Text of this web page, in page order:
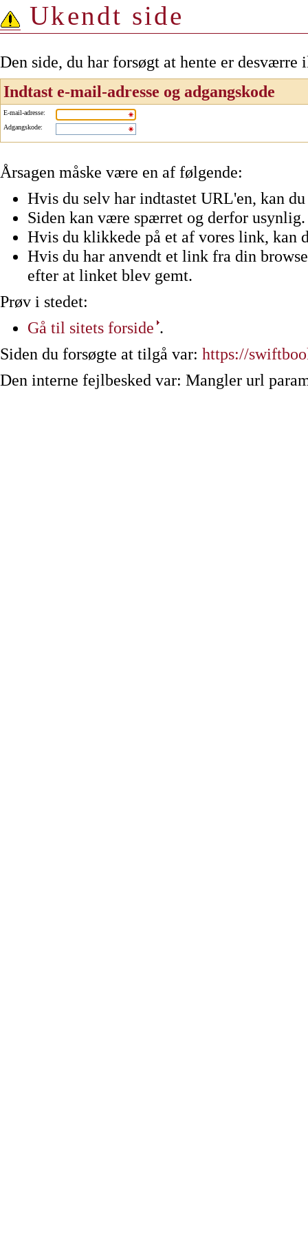
Ukendt side
Den side, du har forsøgt at hente er
Indtast e-mail-adresse og adgangskode
E-mail-adresse:
Adgangskode:
Årsagen måske være en af følgende:
Hvis du selv har indtastet URL'en, kan
Siden kan være spærret og derfor usynlig.
Hvis du klikkede på et af vores link, kan
Hvis du har anvendt et link fra din
efter at linket blev gemt.
Prøv i stedet:
Gå til sitets forside .
Siden du forsøgte at tilgå var: https://
Den interne fejlbesked var: Mangler url